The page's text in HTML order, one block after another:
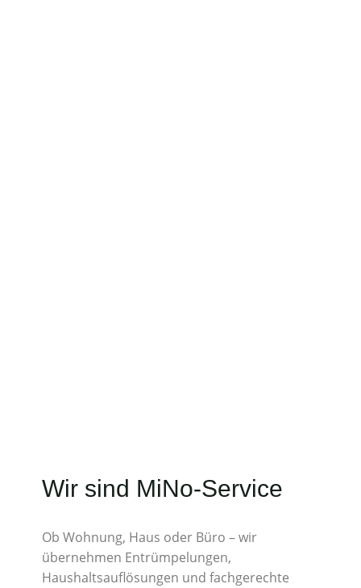
Wir sind MiNo-Service
Ob Wohnung, Haus oder Büro – wir
übernehmen Entrümpelungen,
Haushaltsauflösungen und fachgerechte